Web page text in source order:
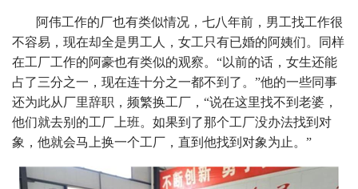
阿伟工作的厂也有类似情况，七八年前，男工找工作很
不容易，现在却全是男工人，女工只有已婚的阿姨们。同样
在工厂工作的阿豪也有类似的观察。“以前的话，女生还能
占了三分之一，现在连十分之一都不到了。”他的一些同事
还为此从厂里辞职，频繁换工厂，“说在这里找不到老婆，
他们就去别的工厂上班。如果到了那个工厂没办法找到对
象，他就会马上换一个工厂，直到他找到对象为止。”